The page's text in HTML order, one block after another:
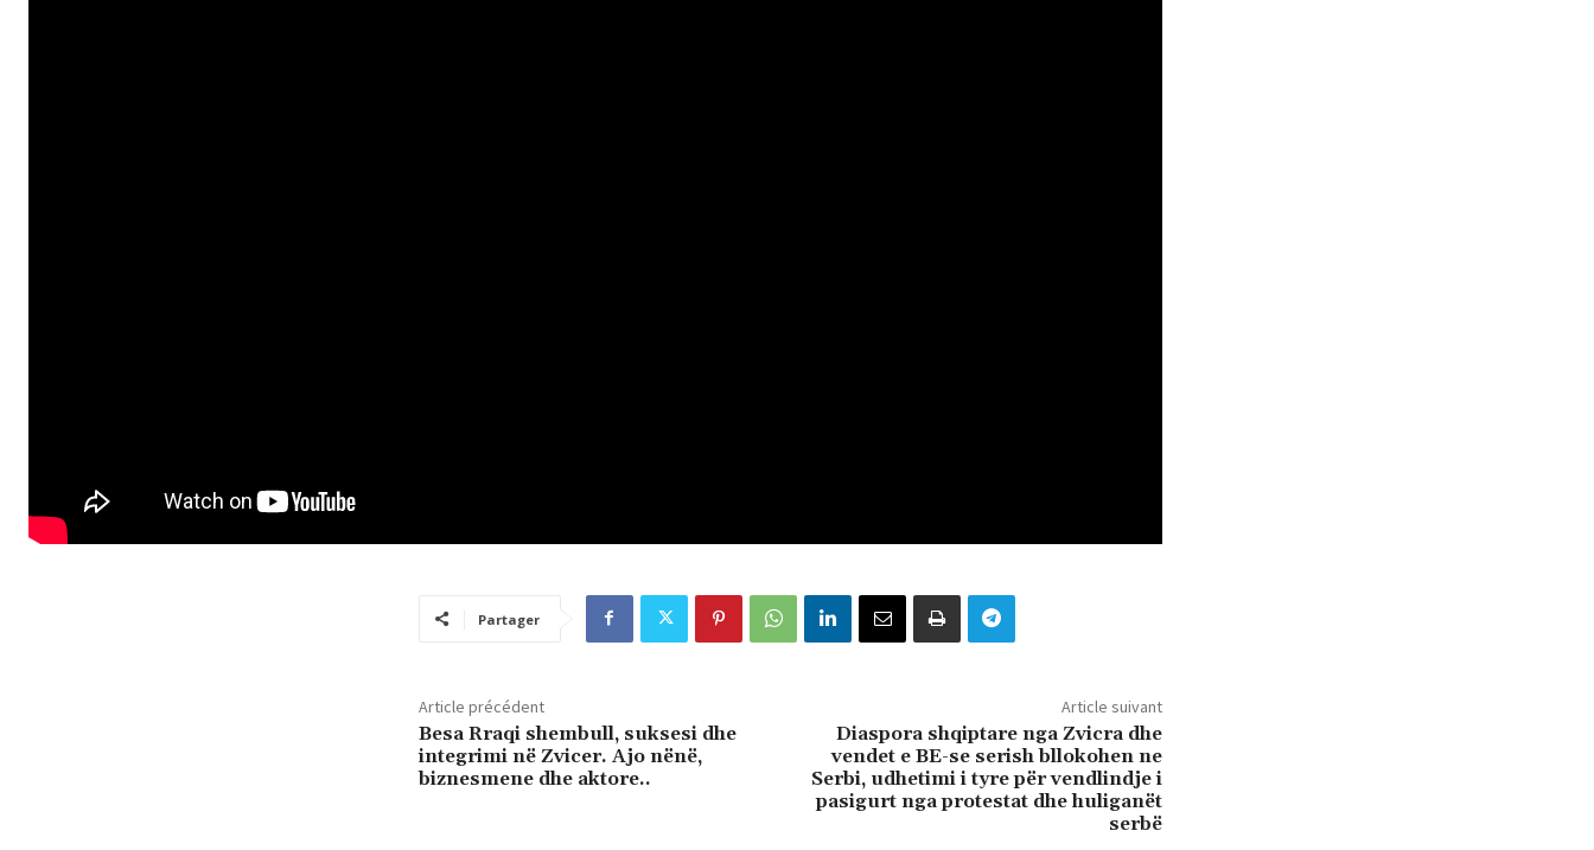
Partager
Article précédent
Besa Rraqi shembull, suksesi dhe
integrimi në Zvicer. Ajo nënë,
biznesmene dhe aktore..
Article suivant
Diaspora shqiptare nga Zvicra dhe
vendet e BE-se serish bllokohen ne
Serbi, udhetimi i tyre për vendlindje i
pasigurt nga protestat dhe huliganët
serbë